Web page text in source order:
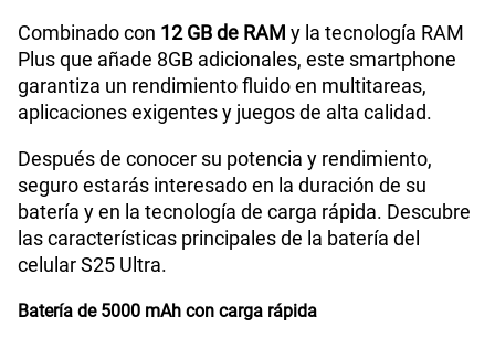
Combinado con 12 GB de RAM y la tecnología RAM
Plus que añade 8GB adicionales, este smartphone
garantiza un rendimiento fluido en multitareas,
aplicaciones exigentes y juegos de alta calidad.
Después de conocer su potencia y rendimiento,
seguro estarás interesado en la duración de su
batería y en la tecnología de carga rápida. Descubre
las características principales de la batería del
celular S25 Ultra.
Batería de 5000 mAh con carga rápida